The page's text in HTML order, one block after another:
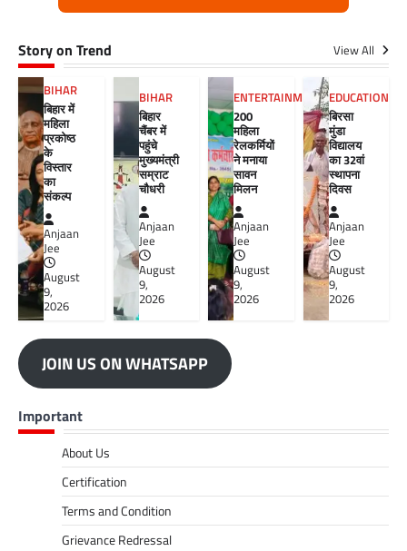
Story on Trend View All
BIHAR
बिहार में
महिला
प्रकोष्ठ
के
विस्तार
का
संकल्प
Anjaan
Jee
August
9,
2026
BIHAR
बिहार
चैंबर में
पहुंचे
मुख्यमंत्री
सम्राट
चौधरी
Anjaan
Jee
August
9,
2026
ENTERTAINMENT
200
महिला
रेलकर्मियों
ने मनाया
सावन
मिलन
Anjaan
Jee
August
9,
2026
EDUCATION
बिरसा
मुंडा
विद्यालय
का 32वां
स्थापना
दिवस
Anjaan
Jee
August
9,
2026
JOIN US ON WHATSAPP
Important
About Us
Certification
Terms and Condition
Grievance Redressal